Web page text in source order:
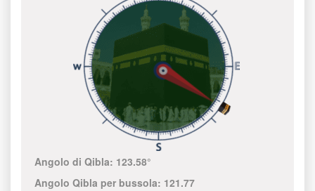
Angolo di Qibla: 123.58°
Angolo Qibla per bussola: 121.77